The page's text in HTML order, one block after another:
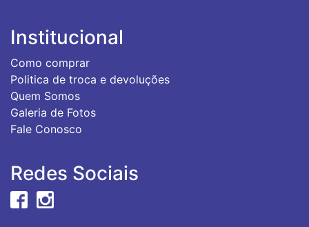
Institucional
Como comprar
Politica de troca e devoluções
Quem Somos
Galeria de Fotos
Fale Conosco
Redes Sociais